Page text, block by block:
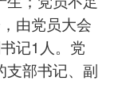
由党员大会
记1人。党
支部书记、副